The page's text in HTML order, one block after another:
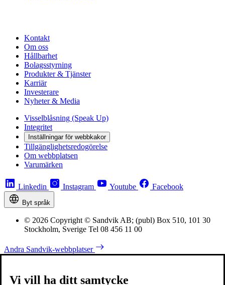
Kontakt
Om oss
Hållbarhet
Bolagsstyrning
Produkter & Tjänster
Karriär
Investerare
Nyheter & Media
Visselblåsning (Speak Up)
Integritet
Inställningar för webbkakor
Tillgänglighetsredogörelse
Om webbplatsen
Varumärken
Linkedin Instagram Youtube Facebook
Byt språk
© 2026 Copyright © Sandvik AB; (publ) Box 510, 101 30
Stockholm, Sverige Tel 08 456 11 00
Andra Sandvik-webbplatser
Vi vill ha ditt samtycke